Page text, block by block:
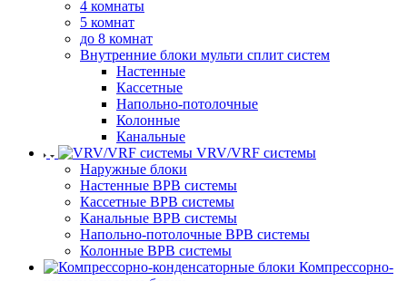
4 комнаты
5 комнат
до 8 комнат
Внутренние блоки мульти сплит систем
Настенные
Кассетные
Напольно-потолочные
Колонные
Канальные
VRV/VRF системы
Наружные блоки
Настенные ВРВ системы
Кассетные ВРВ системы
Канальные ВРВ системы
Напольно-потолочные ВРВ системы
Колонные ВРВ системы
Компрессорно-